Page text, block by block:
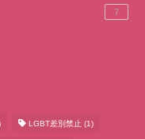
7
LGBT差別禁止 (1)